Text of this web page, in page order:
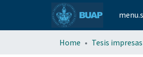
Home Tesis impresas